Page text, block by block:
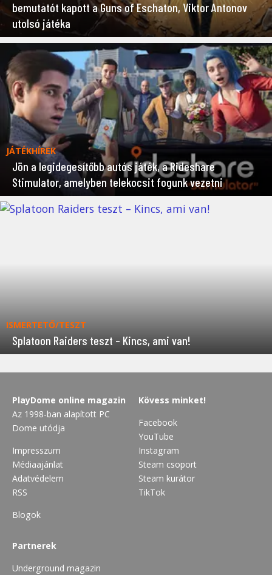
bemutatót kapott a Guns of Eschaton, Viktor Antonov
utolsó játéka
JÁTÉKHÍREK
Jön a legidegesítőbb autós játék, a Rideshare
Stimulator, amelyben telekocsit fogunk vezetni
ISMERTETŐ/TESZT
Splatoon Raiders teszt – Kincs, ami van!
PlayDome online magazin
Az 1998-ban alapított PC
Dome utódja
Impresszum
Médiaajánlat
Adatvédelem
RSS
Blogok
Kövess minket!
Facebook
YouTube
Instagram
Steam csoport
Steam kurátor
TikTok
Partnerek
Underground magazin